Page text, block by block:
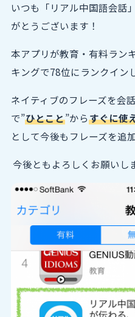
いつも「リアル中国語会話
がとうございます！
本アプリが教育・有料ラン
キングで78位にランクイン
ネイティブのフレーズを会
で”ひとこと”からすぐに使
として今後もフレーズを追
今後ともよろしくお願いし